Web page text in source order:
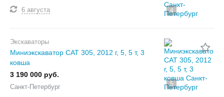
4
6 августа
5
Экскаваторы
Миниэкскаватор CAT 305, 2012 г, 5, 5 т, 3
ковша
3 190 000 руб.
Санкт-Петербург